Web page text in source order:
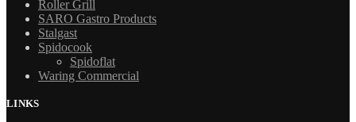
Roller Grill
SARO Gastro Products
Stalgast
Spidocook
Spidoflat
Waring Commercial
LINKS